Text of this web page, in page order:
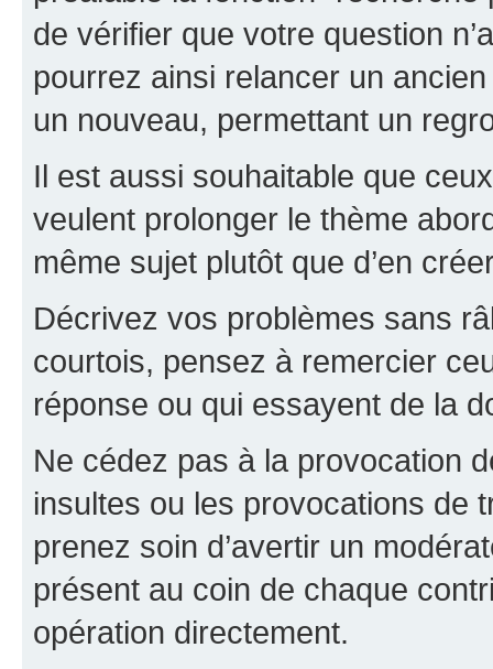
de vérifier que votre question
pourrez ainsi relancer un
un nouveau, permettant un
Il est aussi souhaitable que
veulent prolonger le thème
même sujet plutôt que d’en
Décrivez vos problèmes sans
courtois, pensez à remercier
réponse ou qui essayent de la
Ne cédez pas à la provocation
insultes ou les provocations de
prenez soin d’avertir un
présent au coin de chaque
opération directement.